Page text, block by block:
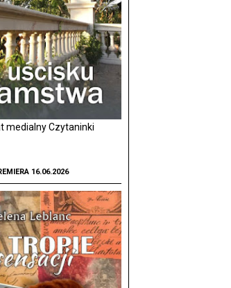
medialny Czytaninki
16.06.2026